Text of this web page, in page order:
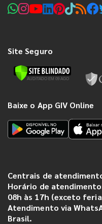
Site Seguro
Baixe o App GIV Online
Centrais de
Horário de
08h às 17h (exceto
Atendimento via
Brasil.